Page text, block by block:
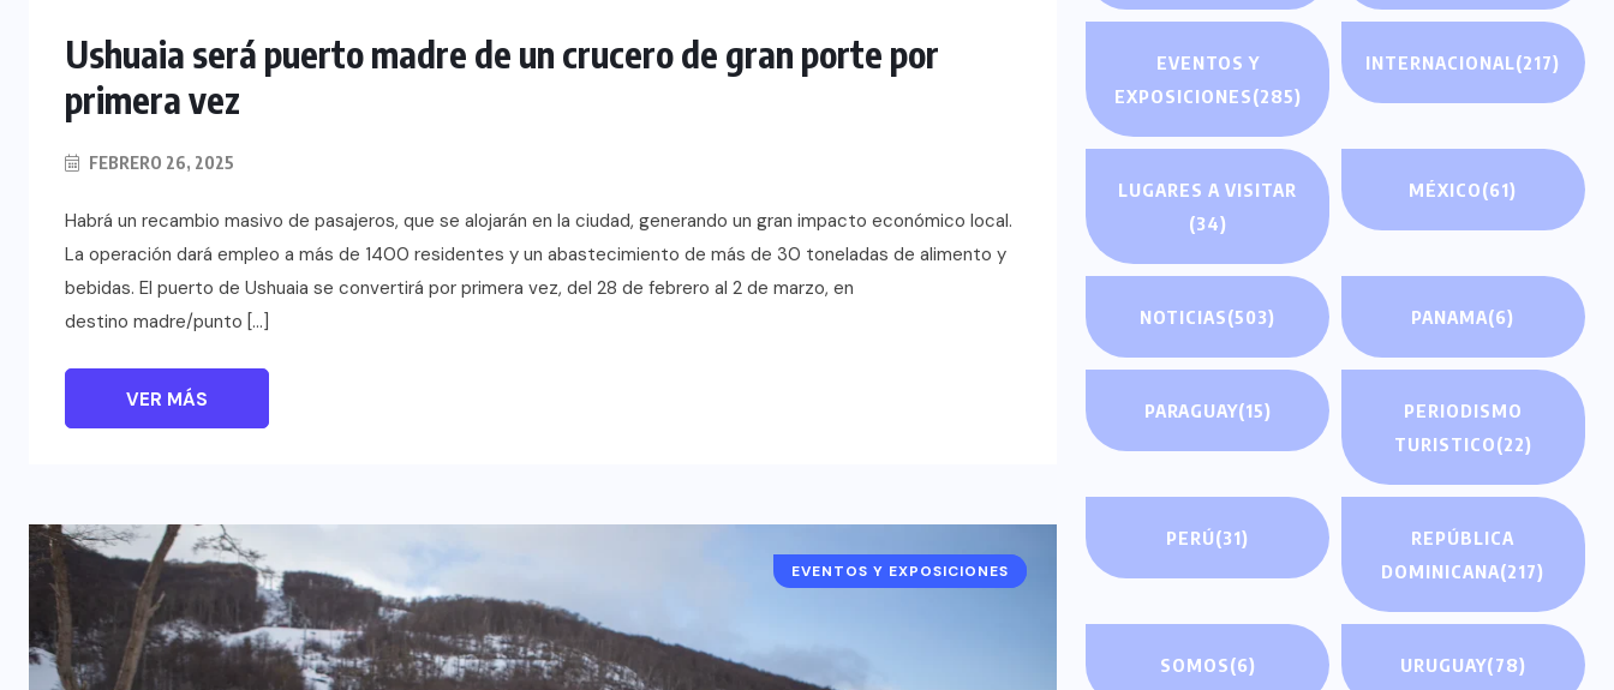
Ushuaia será puerto madre de un crucero de gran porte por
primera vez
FEBRERO 26, 2025
Habrá un recambio masivo de pasajeros, que se alojarán en la ciudad, generando un gran impacto económico local.
La operación dará empleo a más de 1400 residentes y un abastecimiento de más de 30 toneladas de alimento y
bebidas. El puerto de Ushuaia se convertirá por primera vez, del 28 de febrero al 2 de marzo, en
destino madre/punto […]
VER MÁS
ARGENTINA
EVENTOS Y EXPOSICIONES
EVENTOS Y
EXPOSICIONES(285)
INTERNACIONAL(217)
LUGARES A VISITAR
(34)
MÉXICO(61)
NOTICIAS(503) PANAMA(6)
PARAGUAY(15)
PERIODISMO
TURISTICO(22)
PERÚ(31)
REPÚBLICA
DOMINICANA(217)
SOMOS(6) URUGUAY(78)